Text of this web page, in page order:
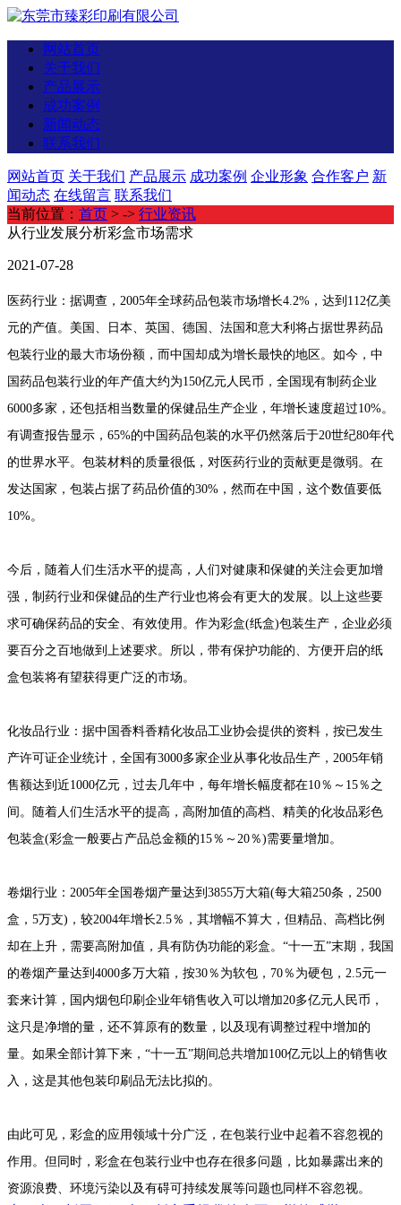
网站首页
关于我们
产品展示
成功案例
新闻动态
联系我们
网站首页 关于我们 产品展示 成功案例 企业形象 合作客户 新
闻动态 在线留言 联系我们
当前位置： 首页 > -> 行业资讯
从行业发展分析彩盒市场需求
2021-07-28
医药行业：据调查，2005年全球药品包装市场增长4.2%，达到112亿美
元的产值。美国、日本、英国、德国、法国和意大利将占据世界药品
包装行业的最大市场份额，而中国却成为增长最快的地区。如今，中
国药品包装行业的年产值大约为150亿元人民币，全国现有制药企业
6000多家，还包括相当数量的保健品生产企业，年增长速度超过10%。
有调查报告显示，65%的中国药品包装的水平仍然落后于20世纪80年代
的世界水平。包装材料的质量很低，对医药行业的贡献更是微弱。在
发达国家，包装占据了药品价值的30%，然而在中国，这个数值要低
10%。
今后，随着人们生活水平的提高，人们对健康和保健的关注会更加增
强，制药行业和保健品的生产行业也将会有更大的发展。以上这些要
求可确保药品的安全、有效使用。作为彩盒(纸盒)包装生产，企业必须
要百分之百地做到上述要求。所以，带有保护功能的、方便开启的纸
盒包装将有望获得更广泛的市场。
化妆品行业：据中国香料香精化妆品工业协会提供的资料，按已发生
产许可证企业统计，全国有3000多家企业从事化妆品生产，2005年销
售额达到近1000亿元，过去几年中，每年增长幅度都在10％～15％之
间。随着人们生活水平的提高，高附加值的高档、精美的化妆品彩色
包装盒(彩盒一般要占产品总金额的15％～20％)需要量增加。
卷烟行业：2005年全国卷烟产量达到3855万大箱(每大箱250条，2500
盒，5万支)，较2004年增长2.5％，其增幅不算大，但精品、高档比例
却在上升，需要高附加值，具有防伪功能的彩盒。“十一五”末期，我国
的卷烟产量达到4000多万大箱，按30％为软包，70％为硬包，2.5元一
套来计算，国内烟包印刷企业年销售收入可以增加20多亿元人民币，
这只是净增的量，还不算原有的数量，以及现有调整过程中增加的
量。如果全部计算下来，“十一五”期间总共增加100亿元以上的销售收
入，这是其他包装印刷品无法比拟的。
由此可见，彩盒的应用领域十分广泛，在包装行业中起着不容忽视的
作用。但同时，彩盒在包装行业中也存在很多问题，比如暴露出来的
资源浪费、环境污染以及有碍可持续发展等问题也同样不容忽视。